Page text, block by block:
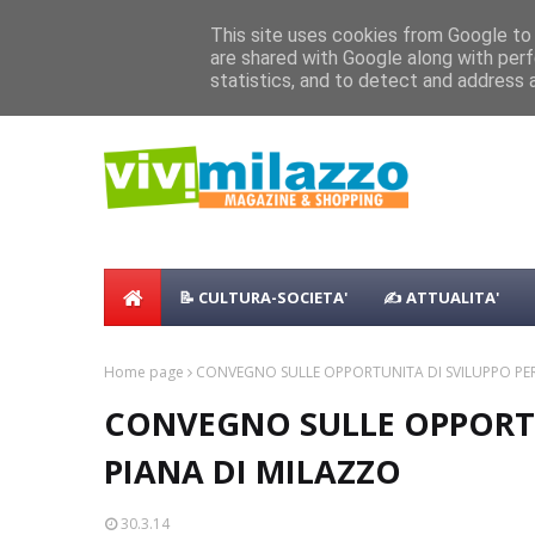
Concerto all’Alba a Milazzo con oltre
Milazzo 28ª Sagra del Pesce a
📝 CULTURA-SOCIETA' ✍ ATTUALITA'
Home page CONVEGNO SULLE OPPORTUNITA DI SVILUPPO
CONVEGNO SULLE
PIANA DI MILAZZO
30.3.14
This site uses cookies from Google
are shared with Google along with
statistics, and to detect and address